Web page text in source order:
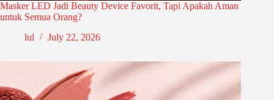
Masker LED Jadi Beauty Device Favorit, Tapi Apakah Aman
untuk Semua Orang?
lul
July 22, 2026